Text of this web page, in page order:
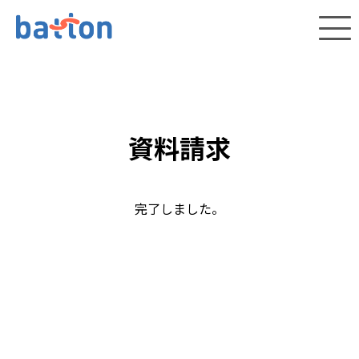
資料請求
完了しました。